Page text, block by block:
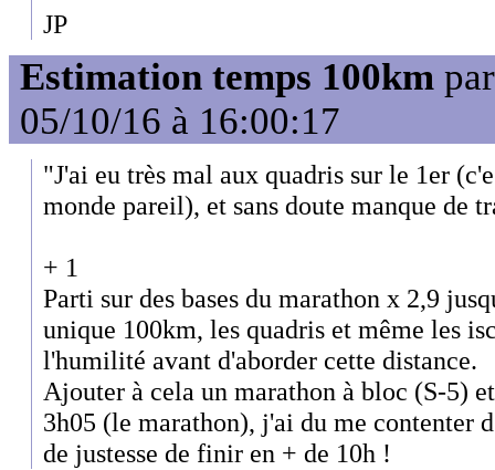
JP
Estimation temps 100km
05/10/16 à 16:00:17
"J'ai eu très mal aux quadris sur le 1er
monde pareil), et sans doute manque de
+ 1
Parti sur des bases du marathon x 2,9
unique 100km, les quadris et même les
l'humilité avant d'aborder cette distance.
Ajouter à cela un marathon à bloc (S-5)
3h05 (le marathon), j'ai du me contenter
de justesse de finir en + de 10h !